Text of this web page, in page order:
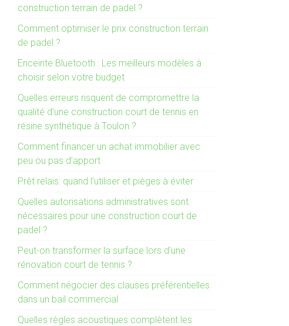
construction terrain de padel ?
Comment optimiser le prix construction terrain
de padel ?
Enceinte Bluetooth : Les meilleurs modèles à
choisir selon votre budget
Quelles erreurs risquent de compromettre la
qualité d’une construction court de tennis en
résine synthétique à Toulon ?
Comment financer un achat immobilier avec
peu ou pas d’apport
Prêt relais: quand l’utiliser et pièges à éviter
Quelles autorisations administratives sont
nécessaires pour une construction court de
padel ?
Peut-on transformer la surface lors d’une
rénovation court de tennis ?
Comment négocier des clauses préférentielles
dans un bail commercial
Quelles règles acoustiques complètent les